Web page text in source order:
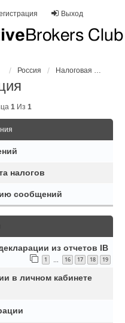
Выход
Россия Налоговая декларация
1 Из 1
налогов
сообщений
из отчетов IB
1 … 16 17 18 19
в личном кабинете